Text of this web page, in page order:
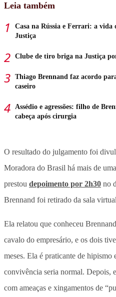
Leia também
Casa na Rússia e Ferrari: a vida
Justiça
Clube de tiro briga na Justiça
Thiago Brennand faz acordo
caseiro
Assédio e agressões: filho de
cabeça após cirurgia
O resultado do julgamento foi
Moradora do Brasil há mais de
prestou depoimento por 2h30 no
Brennand foi retirado da sala
Ela relatou que conheceu
cavalo do empresário, e os dois
meses. Ela é praticante de
convivência seria normal. Depois,
com ameaças e xingamentos de